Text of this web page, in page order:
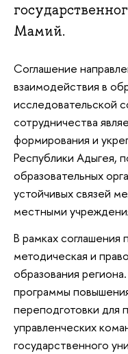
Мамий.
Соглашение
взаимодействия в
исследовательской
сотрудничества
формирования и
Республики Адыгея,
образовательных
устойчивых связей
местными
В рамках соглашения
методическая и
образования
программы
переподготовки для
управленческих
государственного